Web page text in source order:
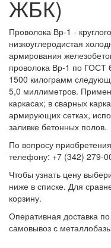
ЖБК)
Проволока Вр-1 -
низкоуглеродистая
армирования
проволока Вр-1 по ГОСТ
1500 килограмм
5,0 миллиметров.
каркасах; в сварных
армирующих сетках,
заливке бетонных полов.
По вопросу
телефону: +7 (342) 279-
Чтобы узнать цену
ниже в списке. Для
корзину.
Оперативная доставка
самовывоз с